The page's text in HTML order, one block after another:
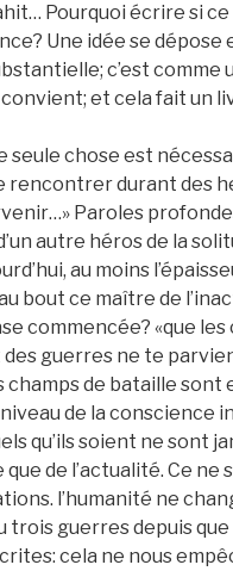
Pourquoi écrire si ce
Une idée se dépose
c’est comme
et cela fait un
seule chose est
rencontrer durant des
Paroles
autre héros de la
au moins
bout ce maître de
commencée? «que les
guerres ne te
champs de bataille sont
de la conscience
qu’ils soient ne sont
de l’actualité. Ce ne
l’humanité ne
trois guerres depuis
cela ne nous